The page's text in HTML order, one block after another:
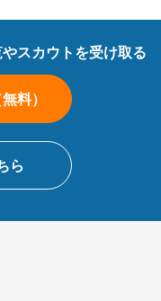
スカウトを受け取る
料）
ら